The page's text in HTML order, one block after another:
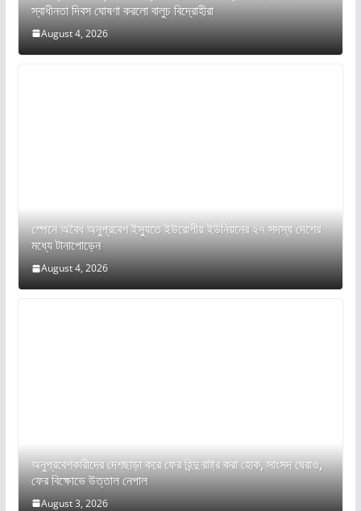
স্বাধীনতা দিবস ঘোষণা করলো বালুচ বিদ্রোহীরা
August 4, 2026
স্পেনে অবৈধ অনুপ্রবেশ ইস্যুতে ইউরোপীয় ইউনিয়নের ২৭ সদস্য দেশের
মধ্যে টানাপোড়েন
August 4, 2026
অনুপ্রবেশকারীদের দেশছাড়া করে ফের হিন্দু রাষ্ট্র করা হোক, সাংসদ ঘেরাও,
ফের বিক্ষোভে উত্তাল নেপাল
August 3, 2026